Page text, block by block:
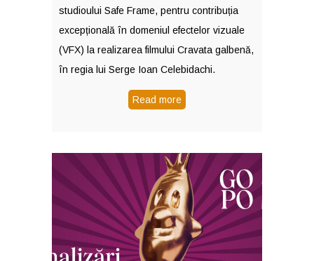
studioului Safe Frame, pentru contribuția
excepțională în domeniul efectelor vizuale
(VFX) la realizarea filmului Cravata galbenă,
în regia lui Serge Ioan Celebidachi.
Read more